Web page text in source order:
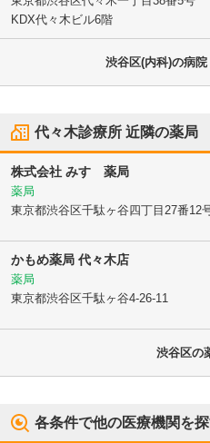
KDX代々木ビル6階
渋谷区(内科)の病
代々木診療所 近隣の薬局
株式会社 みすゞ薬局
薬局
東京都渋谷区千駄ヶ谷四丁目27番12
かもめ薬局 代々木店
薬局
東京都渋谷区千駄ヶ谷4-26-11
渋谷区の
各条件で他の医療機関を